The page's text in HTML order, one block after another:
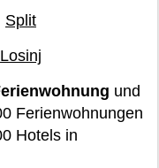
Split
Losinj
und
Ferienwohnungen
Hotels in